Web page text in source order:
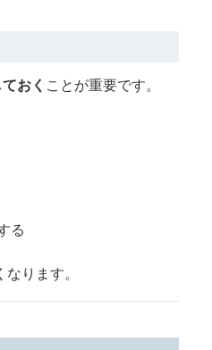
おく ことが重要です。
る
ります。